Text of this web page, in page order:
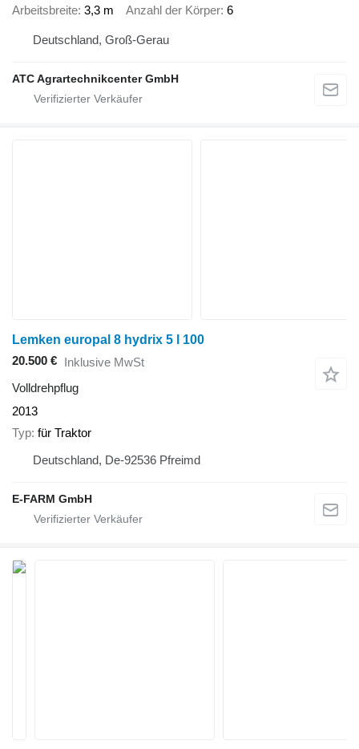
Arbeitsbreite 3,3 m Anzahl der Körper 6
Deutschland, Groß-Gerau
ATC Agrartechnikcenter GmbH
Lemken europal 8 hydrix 5 l 100
20.500 € Inklusive MwSt
Volldrehpflug
2013
Typ für Traktor
Deutschland, De-92536 Pfreimd
E-FARM GmbH